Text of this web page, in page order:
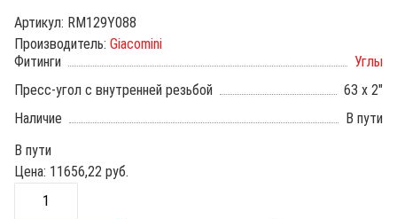
Артикул: RM129Y088
Производитель: Giacomini
Фитинги
Углы
Пресс-угол с внутренней резьбой
63 х 2"
Наличие
В пути
В пути
Цена: 11656,22 руб.